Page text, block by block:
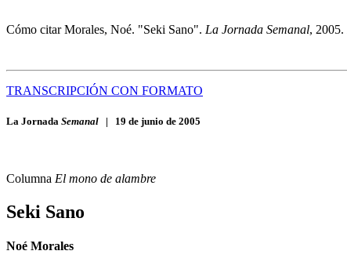
Cómo citarMorales, Noé. "Seki Sano". La Jornada Semanal, 2005.
TRANSCRIPCIÓN CON FORMATO
La Jornada Semanal | 19 de junio de 2005
Columna El mono de alambre
Seki Sano
Noé Morales